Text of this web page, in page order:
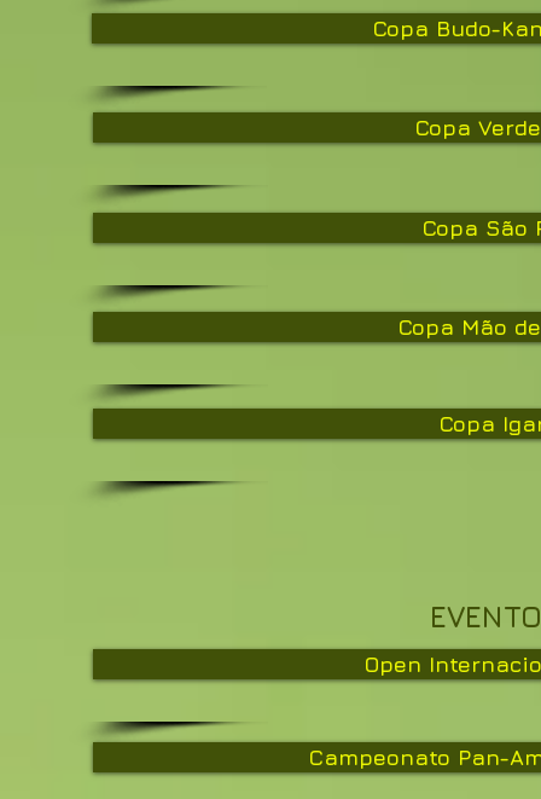
Copa Budo-
Copa
Copa São
Copa Mão
Copa
Open
Campeonato Pan-